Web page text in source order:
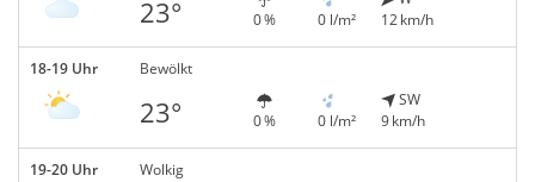
23° 0 % 0 l/m²
12 km/h
18-19 Uhr Bewölkt
23° 0 % 0 l/m²
SW
9 km/h
19-20 Uhr Wolkig